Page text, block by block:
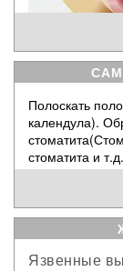
время в связи
обстановкой
населения,
являться
желудочно-
системы,
реакции,
Полоскать
календула).
стоматита и
острые,
Язвенные